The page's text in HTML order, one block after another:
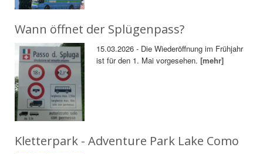
Wann öffnet der Splügenpass?
15.03.2026 - Die Wiederöffnung im Frühjahr
ist für den 1. Mai vorgesehen.[mehr]
Kletterpark - Adventure Park Lake Como